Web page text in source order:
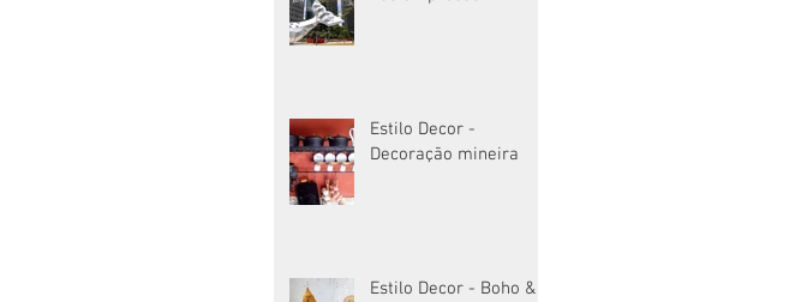
Estilo Decor -
Decoração mineira
Estilo Decor - Boho &